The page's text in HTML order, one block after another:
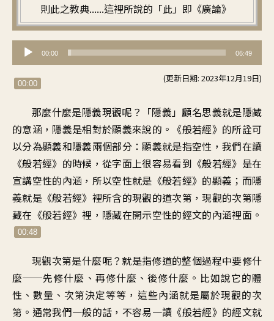
則此之教典......這裡所說的「此」即《廣論》
訊
播
00:00 06:49
(更新日期: 2023年12月19日)
00:00
那麼什麼是隱義現觀呢 ？「隱義」顧名思義就是隱藏
的意涵 ， 隱義是相對於顯義來說的 。《般若經》的所詮可
以分為顯義和隱義兩個部分 ：顯義就是指空性 ，我們在讀
《般若經》的時候 ，從字面上很容易看到 《般若經》是在
宣講空性的內涵 ， 所以空性就是《般若經》的顯義 ； 而隱
義就是《般若經》裡所含的現觀的道次第 ，現觀的次第隱
藏在《般若經》裡 ， 隱藏在開示空性的經文的內涵裡面。
00:48
現觀次第是什麼呢？就是指修道的整個過程中要修什
麼──先修什麼 、 再修什麼、後修什麼 。 比如說它的體
性、數量、次第決定等等 ， 這些內涵就是屬於現觀的次
第 。 通常我們一般的話 ， 不容易一讀《般若經》的經文就